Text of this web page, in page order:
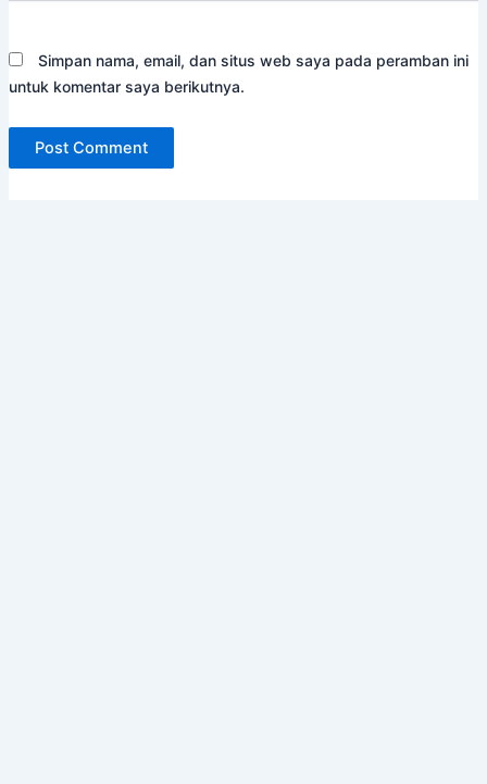
Simpan nama, email, dan situs web saya pada peramban ini
untuk komentar saya berikutnya.